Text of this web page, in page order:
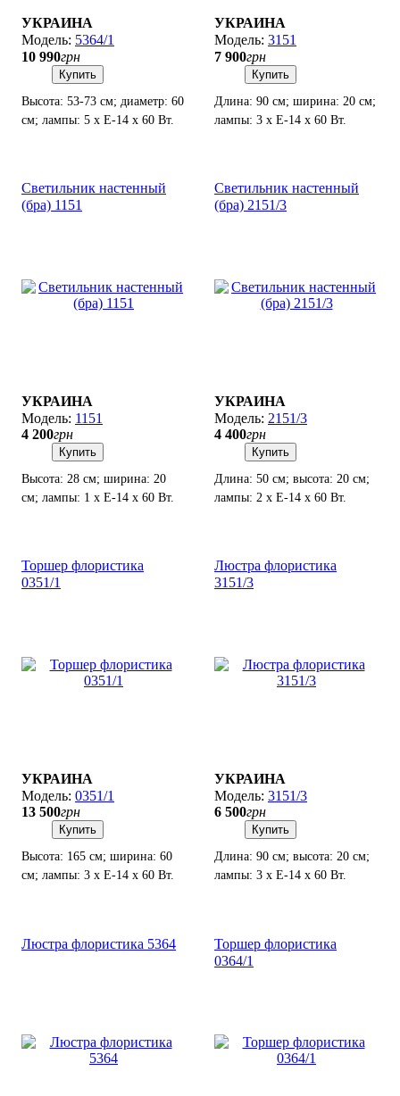
УКРАИНА
5364/1
10 990грн
Купить
Высота: 53-73 см; диаметр: 60
см; лампы: 5 х Е-14 х 60 Вт.
УКРАИНА
3151
7 900грн
Купить
Длина: 90 см; ширина: 20 см;
лампы: 3 х Е-14 х 60 Вт.
Светильник настенный
(бра) 1151
УКРАИНА
1151
4 200грн
Купить
Высота: 28 см; ширина: 20
см; лампы: 1 х Е-14 х 60 Вт.
Светильник настенный
(бра) 2151/3
УКРАИНА
2151/3
4 400грн
Купить
Длина: 50 см; высота: 20 см;
лампы: 2 х Е-14 х 60 Вт.
Торшер флористика
0351/1
УКРАИНА
0351/1
13 500грн
Купить
Высота: 165 см; ширина: 60
см; лампы: 3 х Е-14 х 60 Вт.
Люстра флористика
3151/3
УКРАИНА
3151/3
6 500грн
Купить
Длина: 90 см; высота: 20 см;
лампы: 3 х Е-14 х 60 Вт.
Люстра флористика 5364
Торшер флористика
0364/1